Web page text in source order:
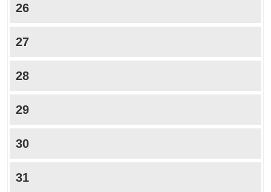
26
27
28
29
30
31